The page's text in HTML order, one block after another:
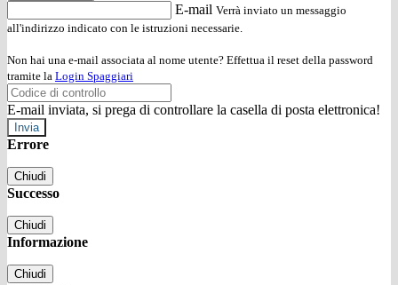
E-mail Verrà inviato un messaggio
all'indirizzo indicato con le istruzioni necessarie.
Non hai una e-mail associata al nome utente? Effettua il reset della password
tramite la Login Spaggiari
E-mail inviata, si prega di controllare la casella di posta elettronica!
Errore
Chiudi
Successo
Chiudi
Informazione
Chiudi